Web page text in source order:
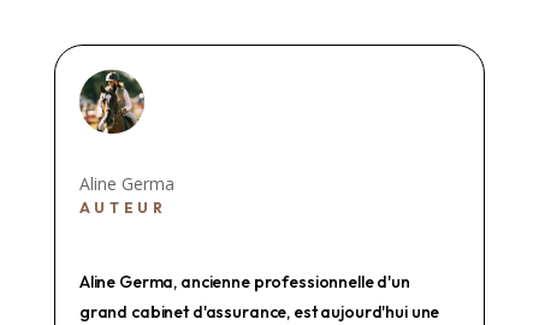
Aline Germa
AUTEUR
Aline Germa, ancienne professionnelle d'un
grand cabinet d'assurance, est aujourd'hui une